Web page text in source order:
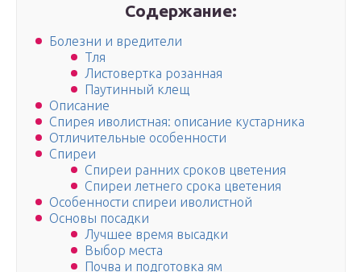
Содержание:
Болезни и вредители
Тля
Листовертка розанная
Паутинный клещ
Описание
Спирея иволистная: описание кустарника
Отличительные особенности
Спиреи
Спиреи ранних сроков цветения
Спиреи летнего срока цветения
Особенности спиреи иволистной
Основы посадки
Лучшее время высадки
Выбор места
Почва и подготовка ям